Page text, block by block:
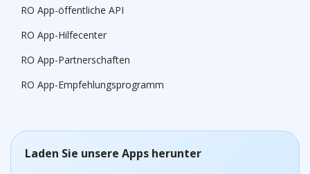
RO App-öffentliche API
RO App-Hilfecenter
RO App-Partnerschaften
RO App-Empfehlungsprogramm
Laden Sie unsere Apps herunter